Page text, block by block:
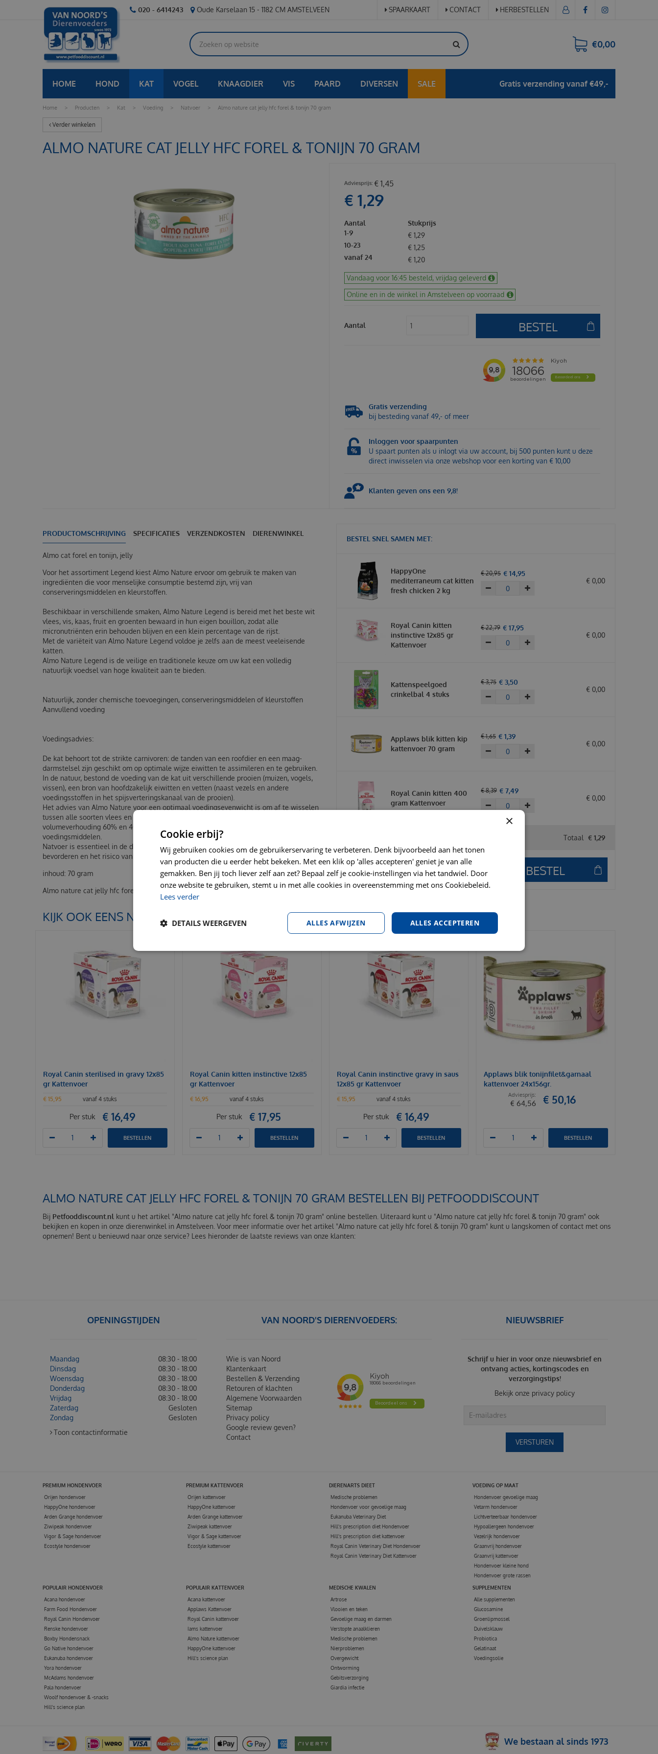
Home > Producten > Kat > Voeding > Natvoer > Almo nature cat jelly hfc forel & tonijn 70 gram
020 - 6414243 Oude Karselaan 15 - 1182 CM AMSTELVEEN SPAARKAART CONTACT HERBESTELLEN
€0,00
HOME HOND KAT VOGEL KNAAGDIER VIS PAARD DIVERSEN SALE Gratis verzending vanaf €49,-
Verder winkelen
ALMO NATURE CAT JELLY HFC FOREL & TONIJN 70 GRAM
€ 1,45
€ 1,29
Aantal
Stukprijs
1-9
€ 1,29
10-23
€ 1,25
vanaf 24
€ 1,20
Vandaag voor 16:45 besteld, vrijdag geleverd
Online en in de winkel in Amstelveen op voorraad
Aantal
Gratis verzending
bij besteding vanaf 49,- of meer
Inloggen voor spaarpunten
U spaart punten als u inlogt via uw account, bij 500 punten kunt u deze
direct inwisselen via onze webshop voor een korting van € 10,00
Klanten geven ons een 9,8!
Van € ,45 Voor € 1,29
Aantal
Stukprijs
1-9
€ 1,29
PRODUCTOMSCHRIJVING SPECIFICATIES VERZENDKOSTEN DIERENWINKEL
Almo cat forel en tonijn, jelly
Voor het assortiment Legend kiest Almo Nature ervoor om gebruik te maken van
ingrediënten die voor menselijke consumptie bestemd zijn, vrij van
conserveringsmiddelen en kleurstoffen.
Beschikbaar in verschillende smaken, Almo Nature Legend is bereid met het beste wit
vlees, vis, kaas, fruit en groenten bewaard in hun eigen bouillon, zodat alle
micronutriënten erin behouden blijven en een klein percentage van de rijst.
Met de variëteit van Almo Nature Legend voldoe je zelfs aan de meest veeleisende
katten.
Almo Nature Legend is de veilige en traditionele keuze om uw kat een volledig
natuurlijk voedsel van hoge kwaliteit aan te bieden.
Natuurlijk, zonder chemische toevoegingen, conserveringsmiddelen of kleurstoffen
Aanvullend voeding
Voedingsadvies:
De kat behoort tot de strikte carnivoren: de tanden van een roofdier en een maag-
darmstelsel zijn geschikt om op optimale wijze eiwitten te assimileren en te gebruiken.
In de natuur, bestond de voeding van de kat uit verschillende prooien (muizen, vogels,
vissen), een bron van hoofdzakelijk eiwitten en vetten (naast vezels en andere
voedingsstoffen in het spijsverteringskanaal van de prooien).
Het advies van Almo Nature voor een optimaal voedingsevenwicht is om af te wisselen
tussen alle soorten vlees en vis, droog- en natvoer (respectievelijk in de
volumeverhouding 60% en 40% ), allemaal eenvoudige, elkaar aanvullende en complete
voedingsmiddelen.
Natvoer is essentieel in de dagelijkse voeding van de kat om de hydratatie te
bevorderen en het risico van urinaire aandoeningen te verminderen.
inhoud: 70 gram
Almo nature cat jelly hfc forel & tonijn 70 gram
BESTEL SNEL SAMEN MET:
HappyOne
mediterraneum cat kitten
fresh chicken 2 kg
€ 20,95 € 14,95
€ 0,00
Royal Canin kitten
instinctive 12x85 gr
Kattenvoer
€ 22,79 € 17,95
€ 0,00
Kattenspeelgoed
crinkelbal 4 stuks
€ 3,75 € 3,50
€ 0,00
Applaws blik kitten kip
kattenvoer 70 gram
€ 1,65 € 1,39
€ 0,00
Royal Canin kitten 400
gram Kattenvoer
€ 8,39 € 7,49
€ 0,00
Totaal € 1,29
KIJK OOK EENS NAAR:
Royal Canin sterilised in gravy 12x85
gr Kattenvoer
vanaf 4 stuks
€ 15,95
€ 16,49
Per stuk
BESTELLEN
Royal Canin kitten instinctive 12x85
gr Kattenvoer
vanaf 4 stuks
€ 16,95
€ 17,95
Per stuk
BESTELLEN
Royal Canin instinctive gravy in saus
12x85 gr Kattenvoer
vanaf 4 stuks
€ 15,95
€ 16,49
Per stuk
BESTELLEN
Applaws blik tonijnfilet&garnaal
kattenvoer 24x156gr.
€ 64,56 € 50,16
BESTELLEN
ALMO NATURE CAT JELLY HFC FOREL & TONIJN 70 GRAM BESTELLEN BIJ PETFOODDISCOUNT
Bij Petfooddiscount.nl kunt u het artikel "Almo nature cat jelly hfc forel & tonijn 70 gram" online bestellen. Uiteraard kunt u "Almo nature cat jelly hfc forel & tonijn 70 gram" ook
bekijken en kopen in onze dierenwinkel in Amstelveen. Voor meer informatie over het artikel "Almo nature cat jelly hfc forel & tonijn 70 gram" kunt u langskomen of contact met ons
opnemen! Bent u benieuwd naar onze service? Lees hieronder de laatste reviews van onze klanten:
OPENINGSTIJDEN
Maandag
08:30 - 18:00
Dinsdag
08:30 - 18:00
Woensdag
08:30 - 18:00
Donderdag
08:30 - 18:00
Vrijdag
08:30 - 18:00
Zaterdag
Gesloten
Zondag
Gesloten
Toon contactinformatie
NIEUWSBRIEF
Schrijf u hier in voor onze nieuwsbrief en
ontvang acties, kortingscodes en
verzorgingstips!
Bekijk onze privacy policy
VAN NOORD'S DIERENVOEDERS:
Wie is van Noord
Klantenkaart
Bestellen & Verzending
Retouren of klachten
Algemene Voorwaarden
Sitemap
Privacy policy
Google review geven?
Contact
PREMIUM HONDENVOER
Orijen hondenvoer
HappyOne hondenvoer
Arden Grange hondenvoer
Ziwipeak hondenvoer
Vigor & Sage hondenvoer
Ecostyle hondenvoer
PREMIUM KATTENVOER
Orijen kattenvoer
HappyOne kattenvoer
Arden Grange kattenvoer
Ziwipeak kattenvoer
Vigor & Sage kattenvoer
Ecostyle kattenvoer
DIERENARTS DIEET
Medische problemen
Hondenvoer voor gevoelige maag
Eukanuba Veterinary Diet
Hill's prescription diet Hondenvoer
Hill's prescription diet kattenvoer
Royal Canin Veterinary Diet Hondenvoer
Royal Canin Veterinary Diet Kattenvoer
VOEDING OP MAAT
Hondenvoer gevoelige maag
Vetarm hondenvoer
Lichtverteerbaar hondenvoer
Hypoallergeen hondenvoer
Vezelrijk hondenvoer
Graanvrij hondenvoer
Graanvrij kattenvoer
Hondenvoer kleine hond
Hondenvoer grote rassen
POPULAIR HONDENVOER
Acana hondenvoer
Farm Food Hondenvoer
Royal Canin Hondenvoer
Renske hondenvoer
Boxby Hondensnack
Go Native hondenvoer
Eukanuba hondenvoer
Yora hondenvoer
McAdams hondenvoer
Pala hondenvoer
Woolf hondenvoer & -snacks
Hill's science plan
POPULAIR KATTENVOER
Acana kattenvoer
Applaws Kattenvoer
Royal Canin kattenvoer
Iams kattenvoer
Almo Nature kattenvoer
HappyOne kattenvoer
Hill's science plan
MEDISCHE KWALEN
Artrose
Vlooien en teken
Gevoelige maag en darmen
Verstopte anaalklieren
Medische problemen
Nierproblemen
Overgewicht
Ontworming
Gebitsverzorging
Giardia infectie
SUPPLEMENTEN
Alle supplementen
Glucosamine
Groenlipmossel
Duivelsklauw
Probiotica
Gelatinaat
Voedingsolie
We bestaan al sinds 1973
×
Cookie erbij?
Wij gebruiken cookies om de gebruikerservaring te verbeteren. Denk bijvoorbeeld aan het tonen
van producten die u eerder hebt bekeken. Met een klik op 'alles accepteren' geniet je van alle
gemakken. Ben jij toch liever zelf aan zet? Bepaal zelf je cookie-instellingen via het tandwiel. Door
onze website te gebruiken, stemt u in met alle cookies in overeenstemming met ons Cookiebeleid.
Lees verder
ALLES ACCEPTEREN
ALLES AFWIJZEN
DETAILS WEERGEVEN